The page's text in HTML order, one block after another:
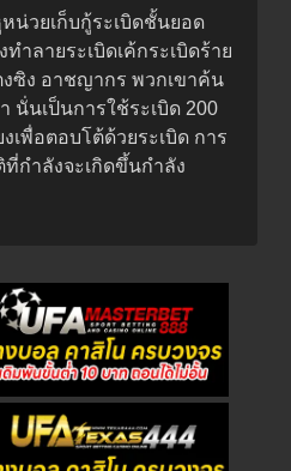
น่วยเก็บกู้ระเบิดชั้นยอด
ทำลายระเบิดเค้กระเบิดร้าย
ซิง อาชญากร พวกเขาค้น
นเป็นการใช้ระเบิด 200
เพื่อตอบโต้ด้วยระเบิด การ
กำลังจะเกิดขึ้นกำลัง